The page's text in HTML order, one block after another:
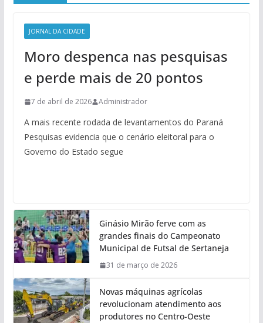
JORNAL DA CIDADE
Moro despenca nas pesquisas
e perde mais de 20 pontos
7 de abril de 2026 Administrador
A mais recente rodada de levantamentos do Paraná
Pesquisas evidencia que o cenário eleitoral para o
Governo do Estado segue
Ginásio Mirão ferve com as
grandes finais do Campeonato
Municipal de Futsal de Sertaneja
31 de março de 2026
Novas máquinas agrícolas
revolucionam atendimento aos
produtores no Centro-Oeste